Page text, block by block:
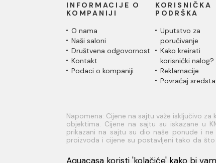
INFORMACIJE O
KOMPANIJI
O nama
Naši saloni
Društvena odgovornost
Kontakt
Podaci o kompaniji
KORISNIČKA
PODRŠKA
Uputstvo za
poručivanje
Kako kreirati
korisnički nalog?
Reklamacije
Povraćaj
Napomena: Cijene na sajtu važe isključivo
objektima. Cijene na sajtu su iskazane u
prikazani na sajtu su dio naše ponude i
proizvoda i cijene su postavljeni tako da
na broj telefona 051/965-620 kao i na mejl
Aquacasa koristi 'kolačiće' kako bi